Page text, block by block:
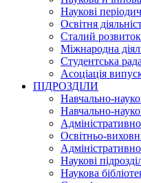
Наукові
Освітня
Сталий розвиток
Міжнародна
Студентська рада
Асоціація
ПІДРОЗДІЛИ
Навчально-
Навчально-
Освітньо-
Наукові
Наукова